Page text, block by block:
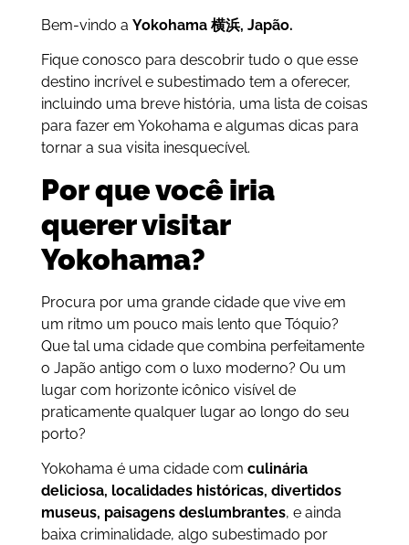
Bem-vindo a Yokohama 横浜, Japão.
Fique conosco para descobrir tudo o que esse
destino incrível e subestimado tem a oferecer,
incluindo uma breve história, uma lista de coisas
para fazer em Yokohama e algumas dicas para
tornar a sua visita inesquecível.
Por que você iria
querer visitar
Yokohama?
Procura por uma grande cidade que vive em
um ritmo um pouco mais lento que Tóquio?
Que tal uma cidade que combina perfeitamente
o Japão antigo com o luxo moderno? Ou um
lugar com horizonte icônico visível de
praticamente qualquer lugar ao longo do seu
porto?
Yokohama é uma cidade com culinária
deliciosa, localidades históricas, divertidos
museus, paisagens deslumbrantes, e ainda
baixa criminalidade, algo subestimado por